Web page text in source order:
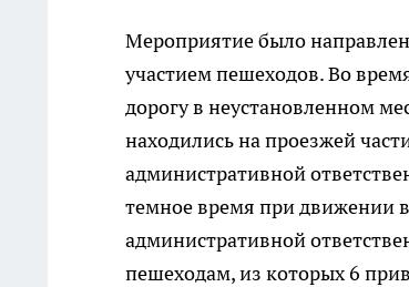
Мероприятие было
участием пешеходов. Во
дорогу в неустановленном
находились на проезжей
административной
темное время при движении
административной
пешеходам, из которых 6